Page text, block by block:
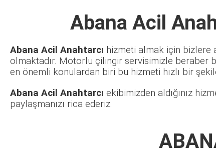
Abana Acil
Abana Acil Anahtarcı hizmeti almak için bizlere
olmaktadır. Motorlu çilingir servisimizle beraber
en önemli konulardan biri bu hizmeti hızlı bir
Abana Acil Anahtarcı ekibimizden aldığınız
paylaşmanızı rica ederiz.